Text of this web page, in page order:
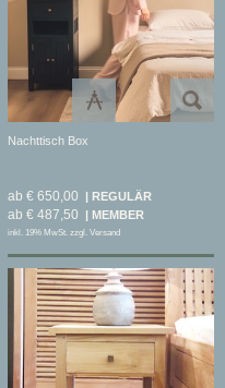
Nachttisch Box
ab € 650,00
ab € 487,50
inkl. 19% MwSt. zzgl. Versand